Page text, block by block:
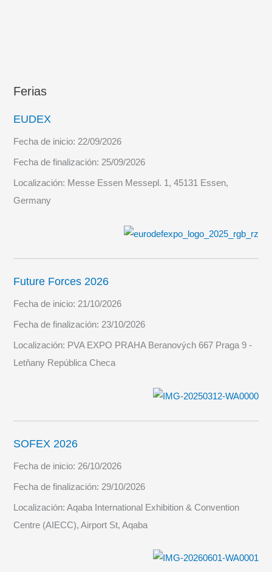
Ferias
EUDEX
Fecha de inicio:22/09/2026
Fecha de finalización:25/09/2026
Localización: Messe Essen Messepl. 1, 45131 Essen,
Germany
Future Forces 2026
Fecha de inicio: 21/10/2026
Fecha de finalización: 23/10/2026
Localización: PVA EXPO PRAHA Beranových 667 Praga 9 -
Letňany República Checa
SOFEX 2026
Fecha de inicio: 26/10/2026
Fecha de finalización: 29/10/2026
Localización:Aqaba International Exhibition & Convention
Centre (AIECC), Airport St, Aqaba